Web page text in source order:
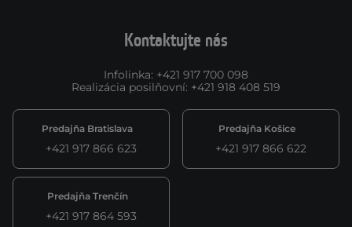
Kontaktujte nás
Infolinka: +421 917 700 098
Realizácia posilňovní: +421 918 408 519
Predajňa Bratislava
+421 917 866 623
Predajňa Košice
+421 917 866 622
Predajňa Trenčín
+421 917 864 593